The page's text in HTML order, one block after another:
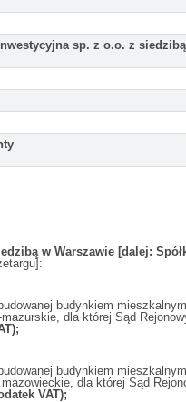
sp. z o.o. z
w Warszawie [dalej:
budynkiem
dla której Sąd
budynkiem
dla której Sąd
VAT);